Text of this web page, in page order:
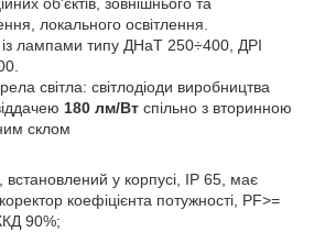
об'єктів, зовнішнього та
локального освітлення.
із лампами типу ДНаТ 250÷400, ДРІ
світла: світлодіоди виробництва
180 лм/Вт спільно з вторинною
склом
встановлений у корпусі, IP 65, має
коефіцієнта потужності, PF>=
90%;